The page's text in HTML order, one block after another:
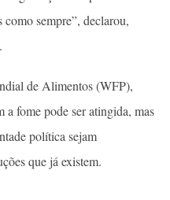
sempre”, declarou,
de Alimentos (WFP),
fome pode ser atingida, mas
política sejam
que já existem.